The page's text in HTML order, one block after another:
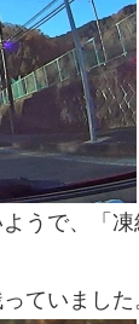
うで、「
ていました